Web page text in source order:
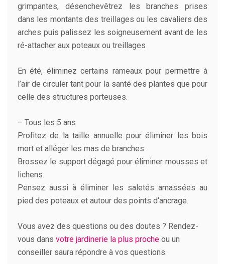
grimpantes, désenchevêtrez les branches prises
dans les montants des treillages ou les cavaliers des
arches puis palissez les soigneusement avant de les
ré-attacher aux poteaux ou treillages
En été, éliminez certains rameaux pour permettre à
l’air de circuler tant pour la santé des plantes que pour
celle des structures porteuses.
– Tous les 5 ans
Profitez de la taille annuelle pour éliminer les bois
mort et alléger les mas de branches.
Brossez le support dégagé pour éliminer mousses et
lichens.
Pensez aussi à éliminer les saletés amassées au
pied des poteaux et autour des points d‘ancrage.
Vous avez des questions ou des doutes ? Rendez-
vous dans votre jardinerie la plus proche ou un
conseiller saura répondre à vos questions.